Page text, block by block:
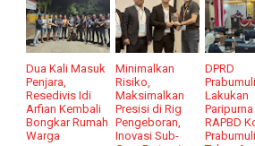
Dua Kali Masuk
Penjara,
Resedivis Idi
Arfian Kembali
Bongkar Rumah
Warga
Minimalkan
Risiko,
Maksimalkan
Presisi di Rig
Pengeboran,
Inovasi Sub-
DPRD
Lakukan
Paripurna
RAPBD